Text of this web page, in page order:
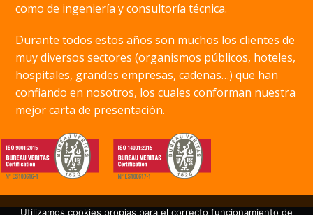
como de ingeniería y consultoría técnica.
Durante todos estos años son muchos los clientes de
muy diversos sectores (organismos públicos, hoteles,
hospitales, grandes empresas, cadenas…) que han
confiando en nosotros, los cuales conforman nuestra
mejor carta de presentación.
Utilizamos cookies propias para el correcto funcionamiento de